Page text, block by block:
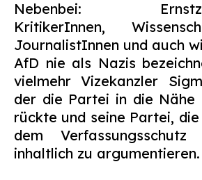
Nebenbei:
KritikerInnen,
JournalistInnen und auch
AfD nie als Nazis
vielmehr Vizekanzler
der die Partei in die Nähe
rückte und seine Partei,
dem
inhaltlich zu argumentieren.